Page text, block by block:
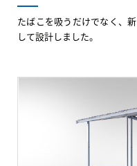
たばこを吸うだけでなく、
して設計しました。